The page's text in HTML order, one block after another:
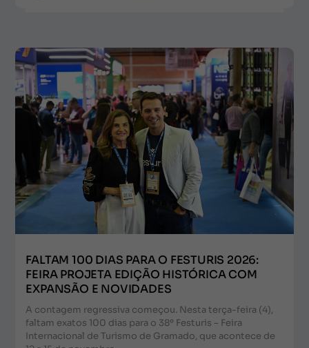
FALTAM 100 DIAS PARA O FESTURIS 2026:
FEIRA PROJETA EDIÇÃO HISTÓRICA COM
EXPANSÃO E NOVIDADES
A contagem regressiva começou. Nesta terça-feira (4),
faltam exatos 100 dias para o 38º Festuris – Feira
Internacional de Turismo de Gramado, que acontece de